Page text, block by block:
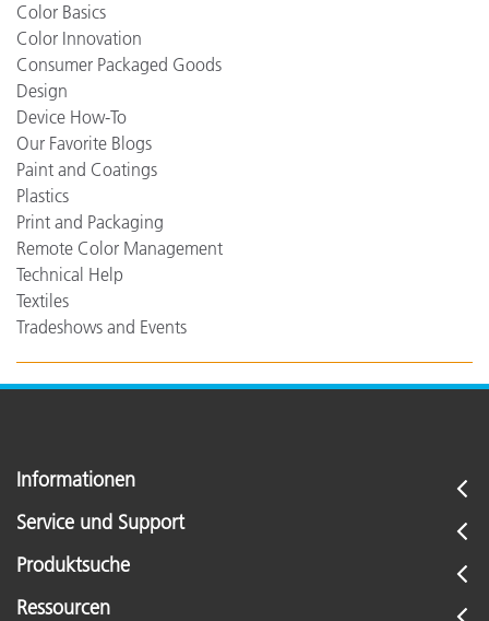
Color Basics
Color Innovation
Consumer Packaged Goods
Design
Device How-To
Our Favorite Blogs
Paint and Coatings
Plastics
Print and Packaging
Remote Color Management
Technical Help
Textiles
Tradeshows and Events
Informationen
Service und Support
Produktsuche
Ressourcen